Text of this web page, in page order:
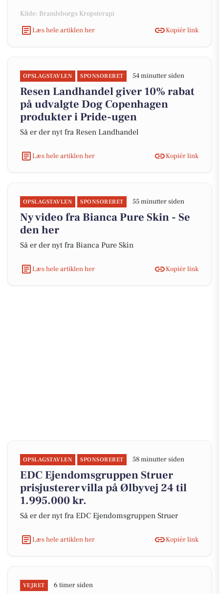
Kilde: Brandsborgs Kropsterapi
Læs hele artiklen her
Kopiér link
OPSLAGSTAVLEN SPONSORERET 54 minutter siden
Resen Landhandel giver 10% rabat
på udvalgte Dog Copenhagen
produkter i Pride-ugen
Så er der nyt fra Resen Landhandel
Læs hele artiklen her Kopiér link
OPSLAGSTAVLEN SPONSORERET 55 minutter siden
Ny video fra Bianca Pure Skin - Se
den her
Så er der nyt fra Bianca Pure Skin
Læs hele artiklen her Kopiér link
OPSLAGSTAVLEN SPONSORERET 58 minutter siden
EDC Ejen­doms­grup­pen Struer
prisjusterer villa på Ølbyvej 24 til
1.995.000 kr.
Så er der nyt fra EDC Ejen­doms­grup­pen Struer
Læs hele artiklen her Kopiér link
VEJRET 6 timer siden